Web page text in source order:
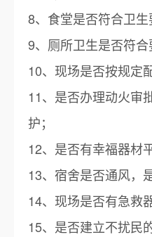
8、食堂是否符合卫生
9、厕所卫生是否符合
10、现场是否按规定
11、是否办理动火审
护；
12、是否有幸福器材
13、宿舍是否通风，
14、现场是否有急救
15、是否建立不扰民